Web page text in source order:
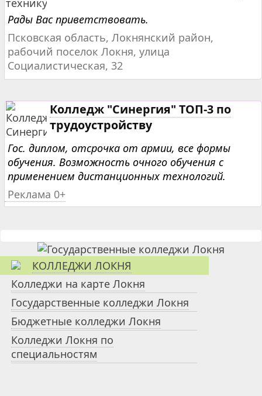
Рады Вас приветствовать.
Псковская область, Локнянский район,
рабочий поселок Локня, улица
Социалистическая, 32
Колледж "Синергия" ТОП-3 по
трудоустройству
Гос. диплом, отсрочка от армии, все формы
обучения. Возможность очного обучения с
применением дистанционных технологий.
Реклама 0+
КОЛЛЕДЖИ ЛОКНЯ
Колледжи на карте Локня
Государственные колледжи Локня
Бюджетные колледжи Локня
Колледжи Локня по
специальностям